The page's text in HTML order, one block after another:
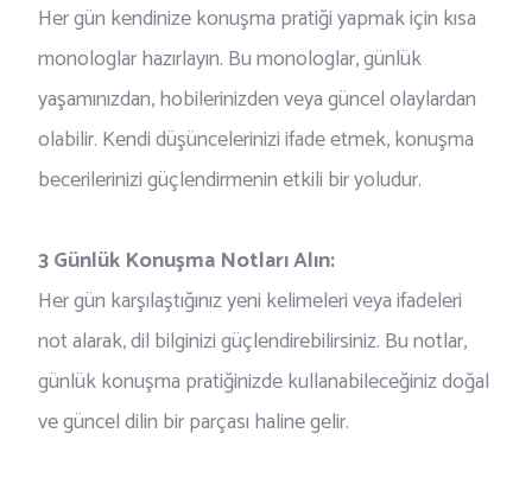
Her gün kendinize konuşma pratiği yapmak için kısa
monologlar hazırlayın. Bu monologlar, günlük
yaşamınızdan, hobilerinizden veya güncel olaylardan
olabilir. Kendi düşüncelerinizi ifade etmek, konuşma
becerilerinizi güçlendirmenin etkili bir yoludur.
3 Günlük Konuşma Notları Alın:
Her gün karşılaştığınız yeni kelimeleri veya ifadeleri
not alarak, dil bilginizi güçlendirebilirsiniz. Bu notlar,
günlük konuşma pratiğinizde kullanabileceğiniz doğal
ve güncel dilin bir parçası haline gelir.